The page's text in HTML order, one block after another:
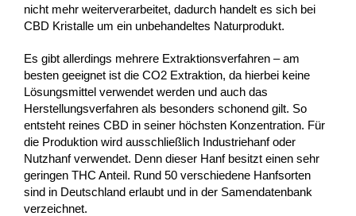
nicht mehr weiterverarbeitet, dadurch handelt es sich bei
CBD Kristalle um ein unbehandeltes Naturprodukt.
Es gibt allerdings mehrere Extraktionsverfahren – am
besten geeignet ist die CO2 Extraktion, da hierbei keine
Lösungsmittel verwendet werden und auch das
Herstellungsverfahren als besonders schonend gilt. So
entsteht reines CBD in seiner höchsten Konzentration. Für
die Produktion wird ausschließlich Industriehanf oder
Nutzhanf verwendet. Denn dieser Hanf besitzt einen sehr
geringen THC Anteil. Rund 50 verschiedene Hanfsorten
sind in Deutschland erlaubt und in der Samendatenbank
verzeichnet.